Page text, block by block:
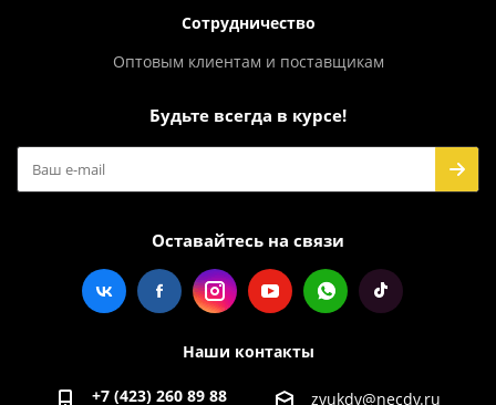
Сотрудничество
Оптовым клиентам и поставщикам
Будьте всегда в курсе!
Оставайтесь на связи
Наши контакты
+7 (423) 260 89 88 zvukdv@necdv.ru